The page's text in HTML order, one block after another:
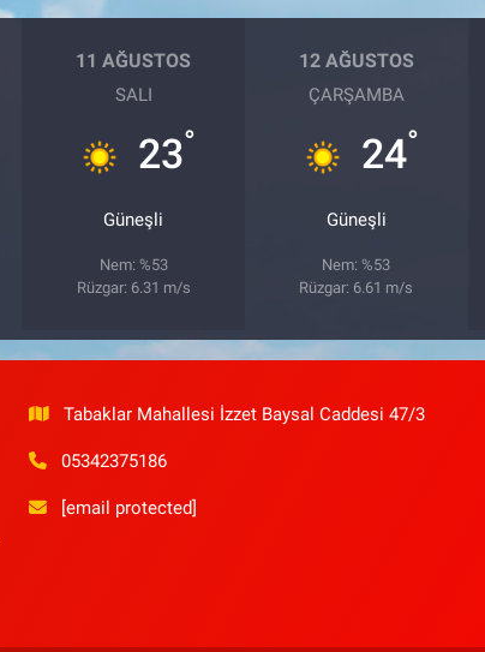
11 AĞUSTOS
SALI
23°
Güneşli
Nem: %53
Rüzgar: 6.31 m/s
12 AĞUSTOS
ÇARŞAMBA
24°
Güneşli
Nem: %53
Rüzgar: 6.61 m/s
Tabaklar Mahallesi İzzet Baysal Caddesi 47/3
05342375186
[email protected]